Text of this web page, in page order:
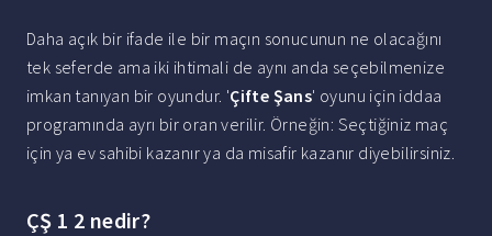
Daha açık bir ifade ile bir maçın sonucunun ne olacağını
tek seferde ama iki ihtimali de aynı anda seçebilmenize
imkan tanıyan bir oyundur. 'Çifte Şans' oyunu için iddaa
programında ayrı bir oran verilir. Örneğin: Seçtiğiniz maç
için ya ev sahibi kazanır ya da misafir kazanır diyebilirsiniz.
ÇŞ 1 2 nedir?